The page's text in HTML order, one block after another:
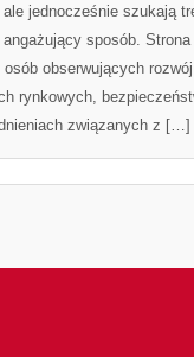
ale jednocześnie szukają
angażujący sposób.
obserwujących
rynkowych,
związanych z […]